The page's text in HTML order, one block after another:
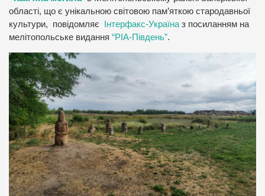
області, що є унікальною світовою пам’яткою стародавньої
культури, повідомляє
Інтерфакс-Україна з посиланням на
мелітопольське видання “РІА-Південь”.